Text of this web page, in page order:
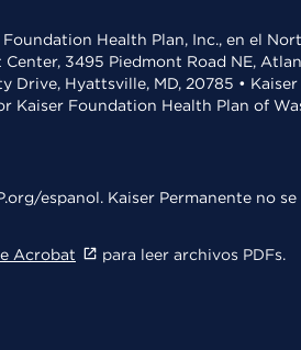
Health Plan, Inc., en el
3495 Piedmont Road NE,
Drive, Hyattsville, MD, 20785 •
Kaiser Foundation Health Plan of
espanol. Kaiser Permanente no
Acrobat para leer archivos PDFs.